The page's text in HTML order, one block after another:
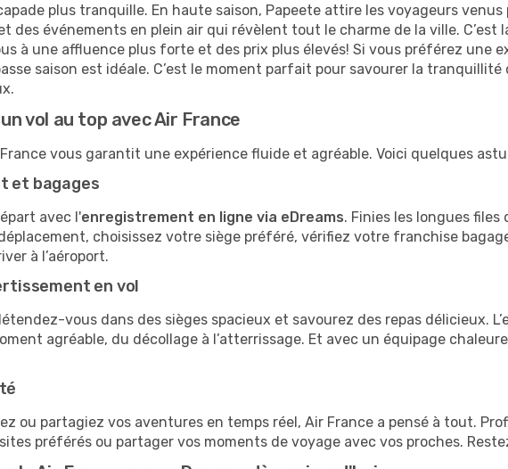
plus tranquille. En haute saison, Papeete attire les voyageurs
des événements en plein air qui révèlent tout le charme de la ville. C’est
à une affluence plus forte et des prix plus élevés! Si vous préférez une
saison est idéale. C’est le moment parfait pour savourer la
vol au top avec Air France
vous garantit une expérience fluide et agréable. Voici quelques
et bagages
avec l'enregistrement en ligne via eDreams. Finies les longues
choisissez votre siège préféré, vérifiez votre franchise
à l’aéroport.
en vol
vous dans des sièges spacieux et savourez des repas délicieux.
agréable, du décollage à l’atterrissage. Et avec un équipage
ou partagiez vos aventures en temps réel, Air France a pensé à tout.
préférés ou partager vos moments de voyage avec vos proches.